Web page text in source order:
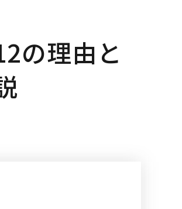
の理由と